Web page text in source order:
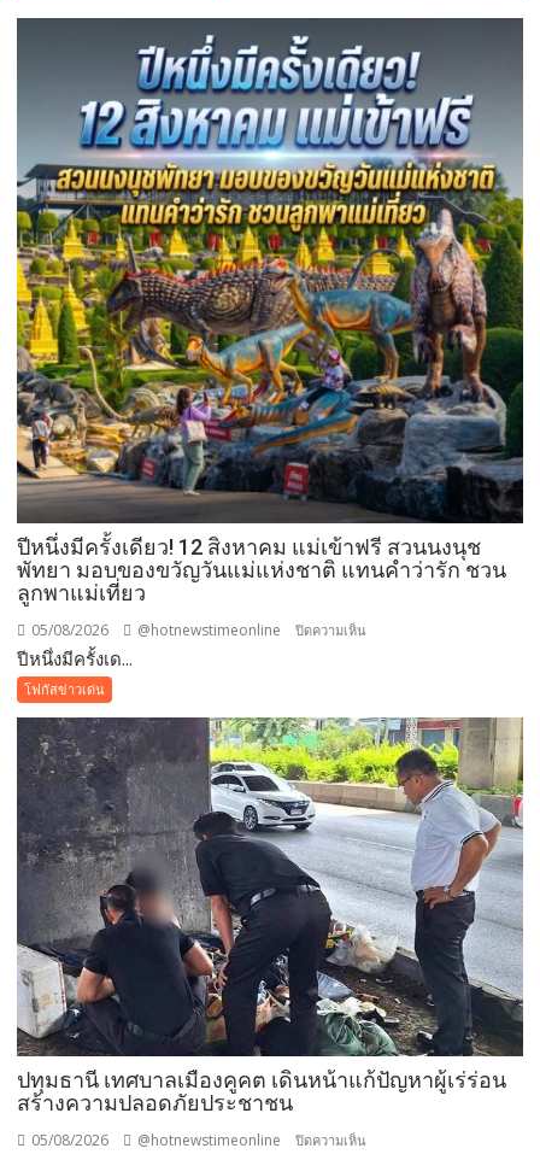
ปีหนึ่งมีครั้งเดียว! 12 สิงหาคม แม่เข้าฟรี สวนนงนุช
พัทยา มอบของขวัญวันแม่แห่งชาติ แทนคำว่ารัก ชวน
ลูกพาแม่เที่ยว
05/08/2026 @hotnewstimeonline ปิดความเห็น
ครั้ง
เดียว!
12
สิงหาคม
แม่
เข้า
ฟรี
สวน
นงนุช
พัทยา
มอบ
ของ
ขวัญ
วัน
ปีหนึ่งมีครั้งเด...
โฟกัสข่าวเด่น
ปทุมธานี เทศบาลเมืองคูคต เดินหน้าแก้ปัญหาผู้เร่ร่อน
สร้างความปลอดภัยประชาชน
05/08/2026 @hotnewstimeonline ปิดความเห็น